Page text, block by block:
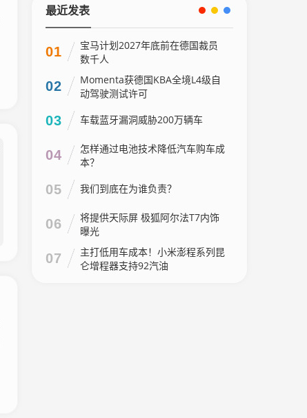
最近发表
01
宝马计划2027年底前在德国裁员
数千人
02
Momenta获德国KBA全境L4级自
动驾驶测试许可
03 车载蓝牙漏洞威胁200万辆车
04
怎样通过电池技术降低汽车购车成
本？
05 我们到底在为谁负责？
06
将提供天际屏 极狐阿尔法T7内饰
曝光
07
主打低用车成本！小米澎程系列昆
仑增程器支持92汽油